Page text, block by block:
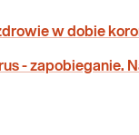
w dobie
- zapobieganie.